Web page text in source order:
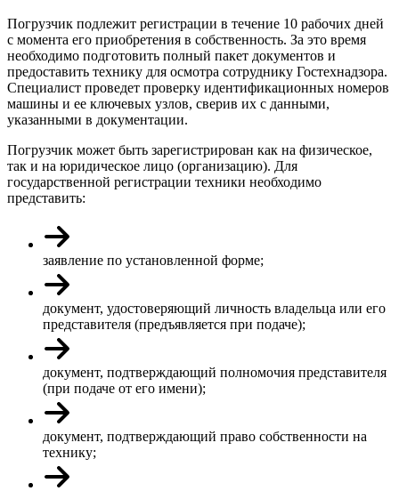
Погрузчик подлежит регистрации в течение 10 рабочих дней
с момента его приобретения в собственность. За это время
необходимо подготовить полный пакет документов и
предоставить технику для осмотра сотруднику Гостехнадзора.
Специалист проведет проверку идентификационных номеров
машины и ее ключевых узлов, сверив их с данными,
указанными в документации.
Погрузчик может быть зарегистрирован как на физическое,
так и на юридическое лицо (организацию). Для
государственной регистрации техники необходимо
представить:
заявление по установленной форме;
документ, удостоверяющий личность владельца или его
представителя (предъявляется при подаче);
документ, подтверждающий полномочия представителя
(при подаче от его имени);
документ, подтверждающий право собственности на
технику;